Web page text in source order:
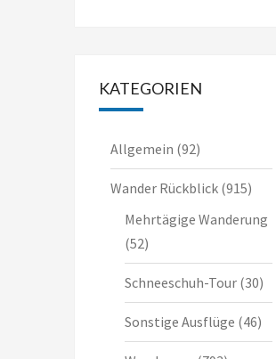
KATEGORIEN
Allgemein (92)
Wander Rückblick(915)
Mehrtägige Wanderung
(52)
Schneeschuh-Tour(30)
Sonstige Ausflüge (46)